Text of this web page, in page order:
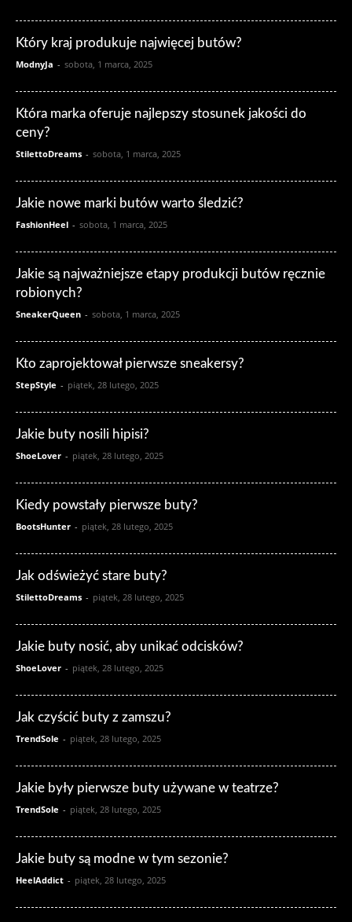
Który kraj produkuje najwięcej butów?
ModnyJa - sobota, 1 marca, 2025
Która marka oferuje najlepszy stosunek jakości do
ceny?
StilettoDreams - sobota, 1 marca, 2025
Jakie nowe marki butów warto śledzić?
FashionHeel - sobota, 1 marca, 2025
Jakie są najważniejsze etapy produkcji butów ręcznie
robionych?
SneakerQueen - sobota, 1 marca, 2025
Kto zaprojektował pierwsze sneakersy?
StepStyle - piątek, 28 lutego, 2025
Jakie buty nosili hipisi?
ShoeLover - piątek, 28 lutego, 2025
Kiedy powstały pierwsze buty?
BootsHunter - piątek, 28 lutego, 2025
Jak odświeżyć stare buty?
StilettoDreams - piątek, 28 lutego, 2025
Jakie buty nosić, aby unikać odcisków?
ShoeLover - piątek, 28 lutego, 2025
Jak czyścić buty z zamszu?
TrendSole - piątek, 28 lutego, 2025
Jakie były pierwsze buty używane w teatrze?
TrendSole - piątek, 28 lutego, 2025
Jakie buty są modne w tym sezonie?
HeelAddict - piątek, 28 lutego, 2025